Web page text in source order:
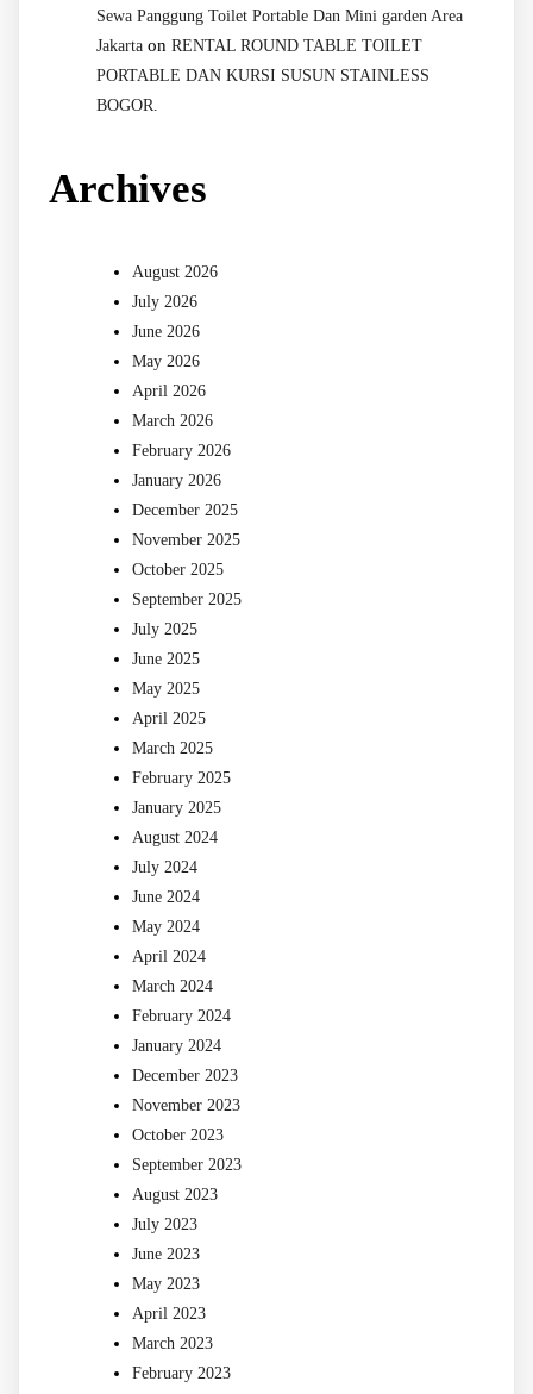
Sewa Panggung Toilet Portable Dan Mini garden Area
Jakarta on RENTAL ROUND TABLE TOILET
PORTABLE DAN KURSI SUSUN STAINLESS
BOGOR.
Archives
August 2026
July 2026
June 2026
May 2026
April 2026
March 2026
February 2026
January 2026
December 2025
November 2025
October 2025
September 2025
July 2025
June 2025
May 2025
April 2025
March 2025
February 2025
January 2025
August 2024
July 2024
June 2024
May 2024
April 2024
March 2024
February 2024
January 2024
December 2023
November 2023
October 2023
September 2023
August 2023
July 2023
June 2023
May 2023
April 2023
March 2023
February 2023